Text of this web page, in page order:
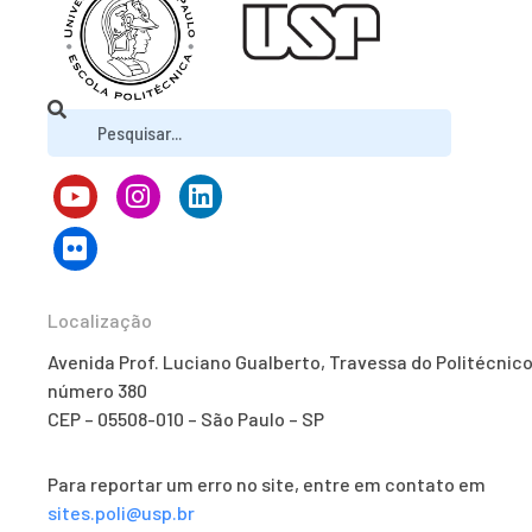
Localização
Avenida Prof. Luciano Gualberto, Travessa do
número 380
CEP – 05508-010 – São Paulo – SP
Para reportar um erro no site, entre em contato em
sites.poli@usp.br